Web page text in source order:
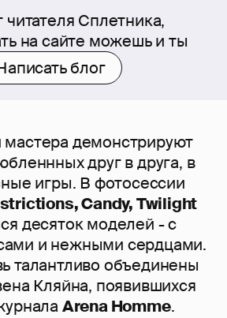
читателя Сплетника,
на сайте можешь и ты
блог
демонстрируют
друг в друга, в
игры. В фотосессии
Candy, Twilight
десяток моделей - с
и нежными сердцами.
талантливо объединены
Кляйна, появившихся
Arena Homme.